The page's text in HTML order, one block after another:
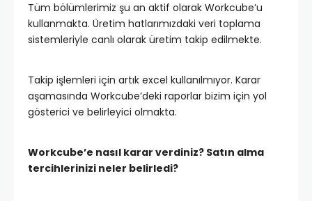
Tüm bölümlerimiz şu an aktif olarak Workcube’u
kullanmakta. Üretim hatlarımızdaki veri toplama
sistemleriyle canlı olarak üretim takip edilmekte.
Takip işlemleri için artık excel kullanılmıyor. Karar
aşamasında Workcube’deki raporlar bizim için yol
gösterici ve belirleyici olmakta.
Workcube’e nasıl karar verdiniz? Satın alma
tercihlerinizi neler belirledi?